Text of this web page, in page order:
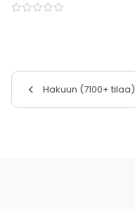
Hakuun (7100+ tilaa)